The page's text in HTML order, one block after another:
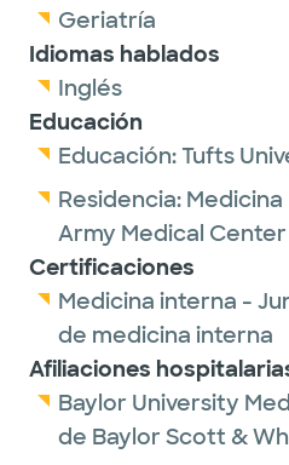
Geriatría
Idiomas hablados
Inglés
Educación
Educación:Tufts
Residencia:
Army Medical Center
Certificaciones
Medicina interna -
de medicina interna
Afiliaciones
Baylor University
de Baylor Scott &